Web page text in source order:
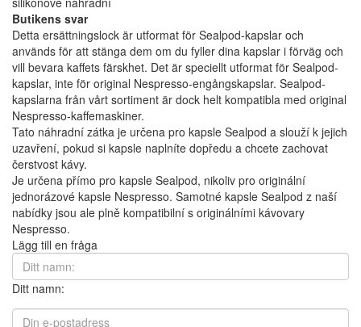
Butikens svar
Detta ersättningslock är utformat för Sealpod-kapslar och
används för att stänga dem om du fyller dina kapslar i förväg och
vill bevara kaffets färskhet. Det är speciellt utformat för Sealpod-
kapslar, inte för original Nespresso-engångskapslar. Sealpod-
kapslarna från vårt sortiment är dock helt kompatibla med original
Nespresso-kaffemaskiner.
Tato náhradní zátka je určena pro kapsle Sealpod a slouží k jejich
uzavření, pokud si kapsle naplníte dopředu a chcete zachovat
čerstvost kávy.
Je určena přímo pro kapsle Sealpod, nikoliv pro originální
jednorázové kapsle Nespresso. Samotné kapsle Sealpod z naší
nabídky jsou ale plně kompatibilní s originálními kávovary
Nespresso.
Lägg till en fråga
Ditt namn: